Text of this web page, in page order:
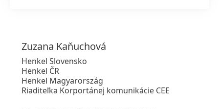
Zuzana Kaňuchová
Henkel Slovensko
Henkel ČR
Henkel Magyarország
Riaditeľka Korportánej komunikácie CEE